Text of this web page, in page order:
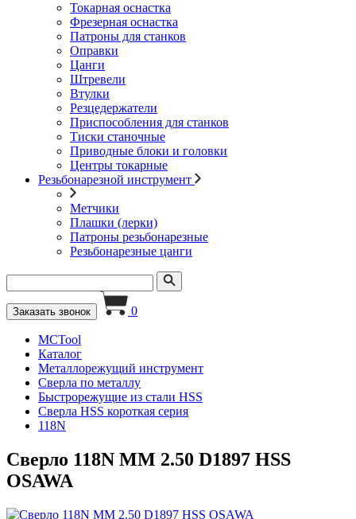
Токарная оснастка
Фрезерная оснастка
Патроны для станков
Оправки
Цанги
Штревели
Втулки
Резцедержатели
Приспособления для станков
Тиски станочные
Приводные блоки и головки
Центры токарные
Резьбонарезной инструмент
Метчики
Плашки (лерки)
Патроны резьбонарезные
Резьбонарезные цанги
Заказать звонок 0
MCTool
Каталог
Металлорежущий инструмент
Сверла по металлу
Быстрорежущие из стали HSS
Сверла HSS короткая серия
118N
Сверло 118N MM 2.50 D1897 HSS
OSAWA